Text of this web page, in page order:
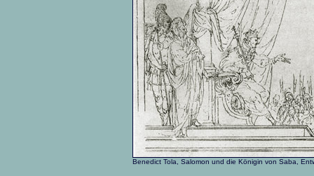
Benedict Tola, Salomon und die Königin von Saba,